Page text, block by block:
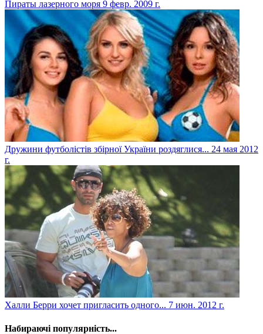
Пираты лазерного моря 9 февр. 2009 г.
Дружини футболістів збірної України роздяглися... 24 мая 2012
г.
Халли Берри хочет пригласить одного... 7 июн. 2012 г.
Набираючі популярність...